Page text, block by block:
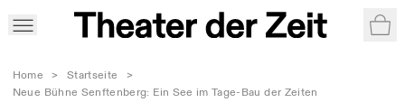
Home > Startseite
>
Neue Bühne Senftenberg: Ein See im Tage-Bau der Zeiten